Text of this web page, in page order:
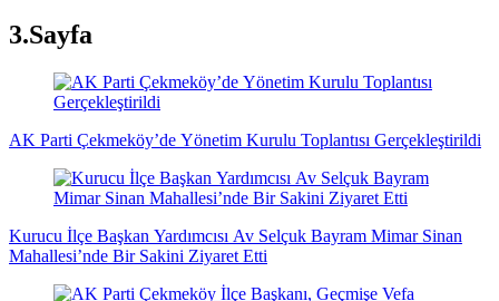
3.Sayfa
AK Parti Çekmeköy’de Yönetim Kurulu Toplantısı Gerçekleştirildi
Kurucu İlçe Başkan Yardımcısı Av Selçuk Bayram Mimar Sinan
Mahallesi’nde Bir Sakini Ziyaret Etti